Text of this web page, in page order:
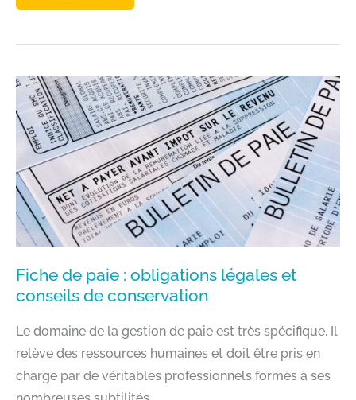
TRAITEMENT
PAIES
BULLETIN
DE
SALAIRE,
DSN,
FIN
DE
CONTRAT
Fiche de paie : obligations légales et
conseils de conservation
Le domaine de la gestion de paie est très spécifique. Il
relève des ressources humaines et doit être pris en
charge par de véritables professionnels formés à ses